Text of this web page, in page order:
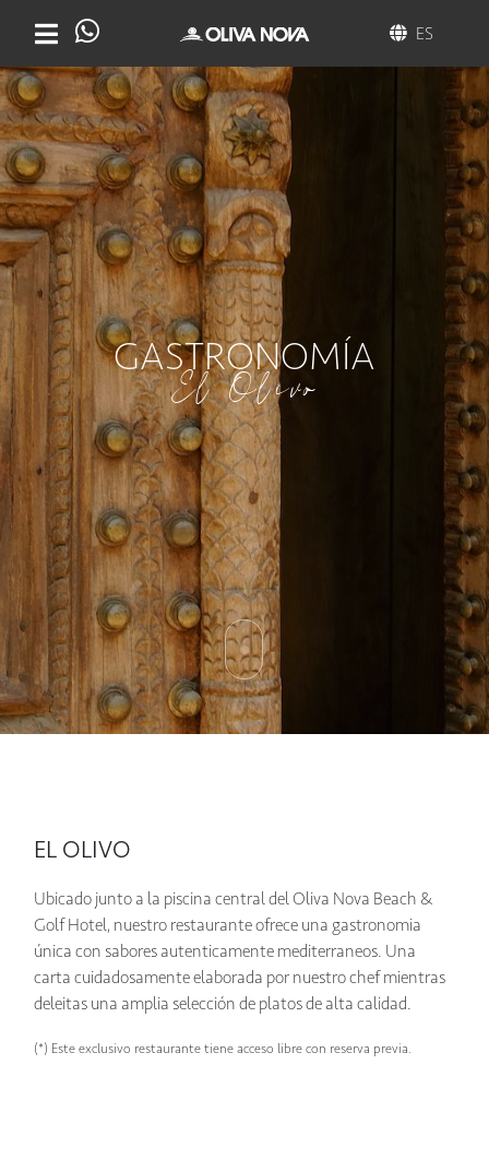
ES
GASTRONOMÍA
El Olivo
EL OLIVO
Ubicado junto a la piscina central del Oliva Nova Beach &
Golf Hotel, nuestro restaurante ofrece una gastronomia
única con sabores autenticamente mediterraneos. Una
carta cuidadosamente elaborada por nuestro chef mientras
deleitas una amplia selección de platos de alta calidad.
(*) Este exclusivo restaurante tiene acceso libre con reserva previa.